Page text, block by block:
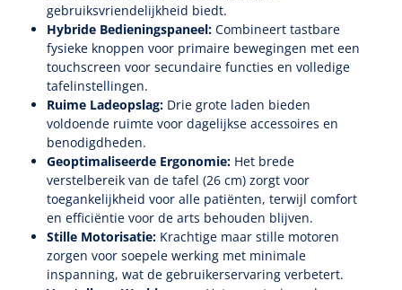
gebruiksvriendelijkheid biedt.
Hybride Bedieningspaneel: Combineert tastbare
fysieke knoppen voor primaire bewegingen met een
touchscreen voor secundaire functies en volledige
tafelinstellingen.
Ruime Ladeopslag: Drie grote laden bieden
voldoende ruimte voor dagelijkse accessoires en
benodigdheden.
Geoptimaliseerde Ergonomie: Het brede
verstelbereik van de tafel (26 cm) zorgt voor
toegankelijkheid voor alle patiënten, terwijl comfort
en efficiëntie voor de arts behouden blijven.
Stille Motorisatie: Krachtige maar stille motoren
zorgen voor soepele werking met minimale
inspanning, wat de gebruikerservaring verbetert.